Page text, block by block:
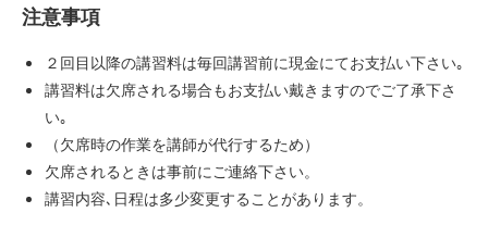
注意事項
２回目以降の講習料は毎回講習前に現金にてお支払い下さい｡
講習料は欠席される場合もお支払い戴きますのでご了承下さ
い｡
（欠席時の作業を講師が代行するため）
欠席されるときは事前にご連絡下さい。
講習内容､日程は多少変更することがあります。